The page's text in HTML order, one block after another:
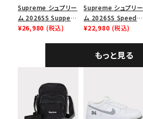
Supreme シュプリー
ム 2026SS Supper
Tee サパーTシャツ
¥26,980 (税込)
Supreme シュプリー
ム 2026SS Speed
Tee スピードTシャツ
¥22,980 (税込)
もっと見る